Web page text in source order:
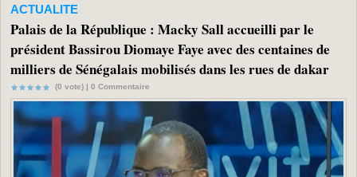
ACTUALITE
Palais de la République : Macky Sall accueilli par le
président Bassirou Diomaye Faye avec des centaines de
milliers de Sénégalais mobilisés dans les rues de dakar
(0 vote) | 0 Commentaire